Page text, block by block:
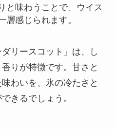
と味わうことで、ウイス
層感じられます。
リースコット」は、し
りが特徴です。甘さと
わいを、氷の冷たさと
きるでしょう。